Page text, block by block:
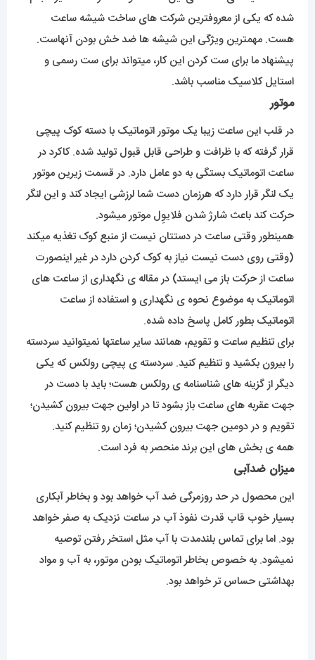
ساعت از حرکت باز می ایستد) در مقاله ی نگهداری از ساعت های
اتوماتیک به موضوع نحوه ی نگهداری و استفاده از ساعت
اتوماتیک بطور کامل پاسخ داده شده.
برای تنظیم ساعت و تقویم، همانند سایر ساعتها نمیتوانید سردسته
را بیرون بکشید و تنظیم کنید. سردسته ی پیچی رولکس که یکی
دیگر از گزینه های شناسنامه ی رولکس هست؛ باید با دست در
جهت عقربه های ساعت باز بشود تا در اولین جهت بیرون کشیدن؛
تقویم و در دومین جهت بیرون کشیدن؛ زمان رو تنظیم کنید.
همه ی بخش های این برند منحصر به فرد است.
میزان ضدآبی
این محصول در حد روزمرگی ضد آب خواهد بود و بخاطر آبکاری
بسیار خوب قاب قدرت نفوذ آب در ساعت نزدیک به صفر خواهد
بود. اما برای تماس بلندمدت با آب مثل استخر رفتن توصیه
نمیشود. به خصوص بخاطر اتوماتیک بودن موتور، به آب و مواد
بهداشتی حساس تر خواهد بود.